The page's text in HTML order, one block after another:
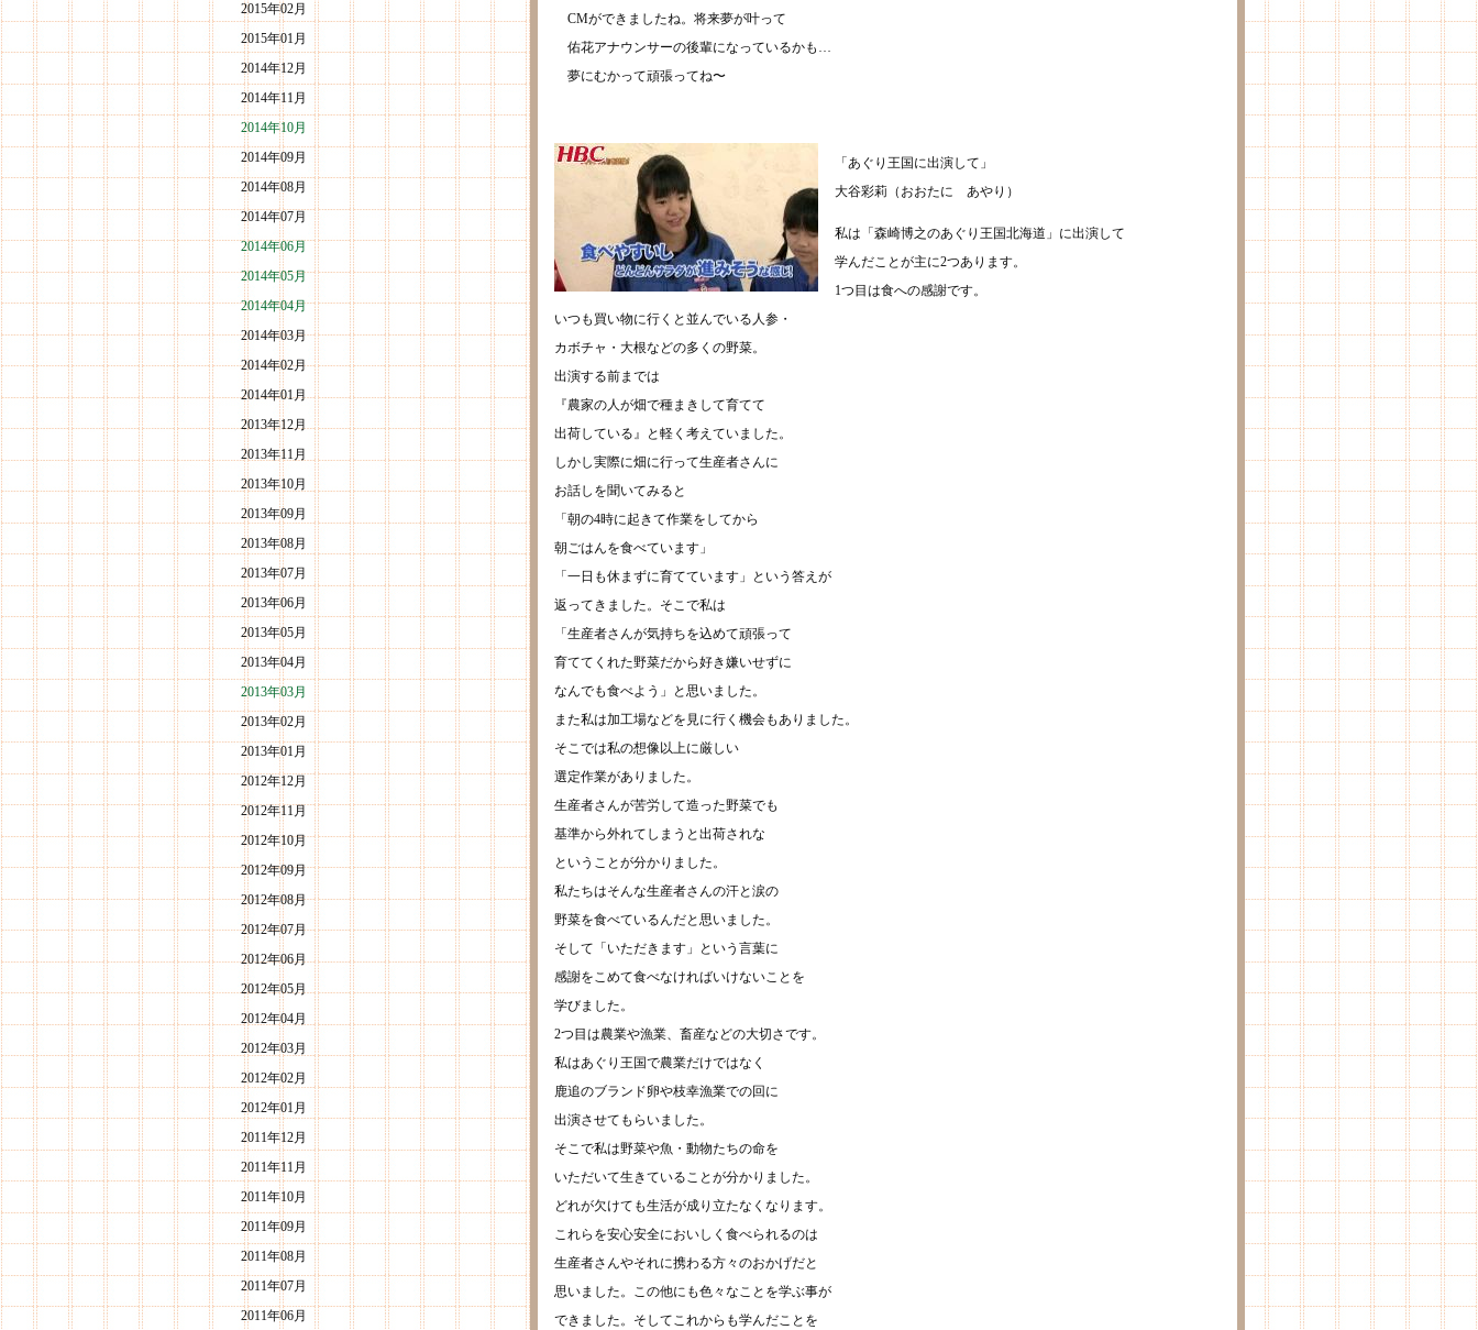
2015年02月
2015年01月
2014年12月
2014年11月
2014年10月
2014年09月
2014年08月
2014年07月
2014年06月
2014年05月
2014年04月
2014年03月
2014年02月
2014年01月
2013年12月
2013年11月
2013年10月
2013年09月
2013年08月
2013年07月
2013年06月
2013年05月
2013年04月
2013年03月
2013年02月
2013年01月
2012年12月
2012年11月
2012年10月
2012年09月
2012年08月
2012年07月
2012年06月
2012年05月
2012年04月
2012年03月
2012年02月
2012年01月
2011年12月
2011年11月
2011年10月
2011年09月
2011年08月
2011年07月
2011年06月
CMができましたね。将来夢が叶って
佑花アナウンサーの後輩になっているかも…
夢にむかって頑張ってね〜
「あぐり王国に出演して」
大谷彩莉（おおたに あやり）
私は「森崎博之のあぐり王国北海道」に出演して
学んだことが主に2つあります。
1つ目は食への感謝です。
いつも買い物に行くと並んでいる人参・
カボチャ・大根などの多くの野菜。
出演する前までは
『農家の人が畑で種まきして育てて
出荷している』と軽く考えていました。
しかし実際に畑に行って生産者さんに
お話しを聞いてみると
「朝の4時に起きて作業をしてから
朝ごはんを食べています」
「一日も休まずに育てています」という答えが
返ってきました。そこで私は
「生産者さんが気持ちを込めて頑張って
育ててくれた野菜だから好き嫌いせずに
なんでも食べよう」と思いました。
また私は加工場などを見に行く機会もありました。
そこでは私の想像以上に厳しい
選定作業がありました。
生産者さんが苦労して造った野菜でも
基準から外れてしまうと出荷されな
ということが分かりました。
私たちはそんな生産者さんの汗と涙の
野菜を食べているんだと思いました。
そして「いただきます」という言葉に
感謝をこめて食べなければいけないことを
学びました。
2つ目は農業や漁業、畜産などの大切さです。
私はあぐり王国で農業だけではなく
鹿追のブランド卵や枝幸漁業での回に
出演させてもらいました。
そこで私は野菜や魚・動物たちの命を
いただいて生きていることが分かりました。
どれが欠けても生活が成り立たなくなります。
これらを安心安全においしく食べられるのは
生産者さんやそれに携わる方々のおかげだと
思いました。この他にも色々なことを学ぶ事が
できました。そしてこれからも学んだことを